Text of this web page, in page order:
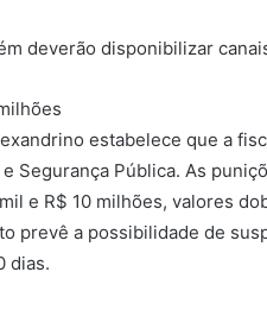
deverão disponibilizar
estabelece que a
Segurança Pública. As
e R$ 10 milhões, valores
prevê a possibilidade de
dias.